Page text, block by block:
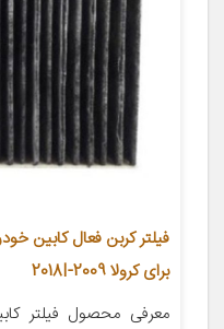
برای کرولا 2009-2018I